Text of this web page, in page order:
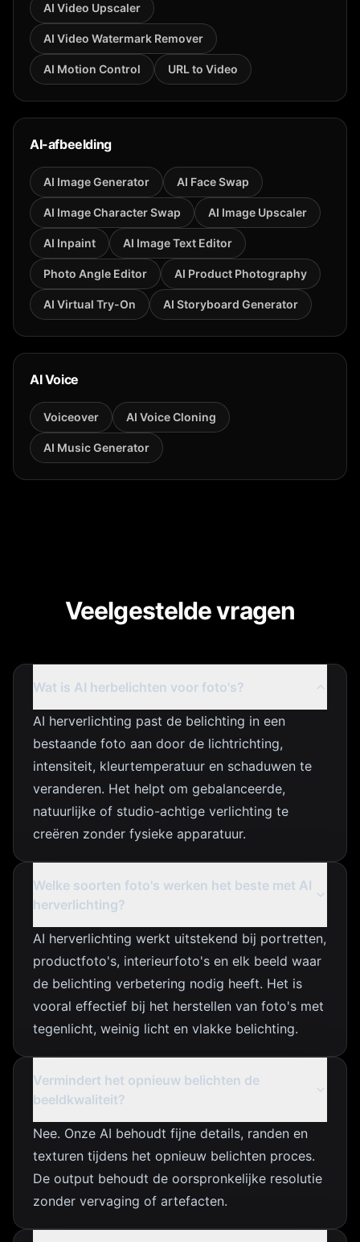
AI Video Upscaler
AI Video Watermark Remover
AI Motion Control URL to Video
AI-afbeelding
AI Image Generator AI Face Swap
AI Image Character Swap AI Image Upscaler
AI Inpaint AI Image Text Editor
Photo Angle Editor AI Product Photography
AI Virtual Try-On AI Storyboard Generator
AI Voice
Voiceover AI Voice Cloning
AI Music Generator
Veelgestelde vragen
Wat is AI herbelichten voor foto's?
AI herverlichting past de belichting in een
bestaande foto aan door de lichtrichting,
intensiteit, kleurtemperatuur en schaduwen te
veranderen. Het helpt om gebalanceerde,
natuurlijke of studio-achtige verlichting te
creëren zonder fysieke apparatuur.
Welke soorten foto's werken het beste met AI
herverlichting?
AI herverlichting werkt uitstekend bij portretten,
productfoto's, interieurfoto's en elk beeld waar
de belichting verbetering nodig heeft. Het is
vooral effectief bij het herstellen van foto's met
tegenlicht, weinig licht en vlakke belichting.
Vermindert het opnieuw belichten de
beeldkwaliteit?
Nee. Onze AI behoudt fijne details, randen en
texturen tijdens het opnieuw belichten proces.
De output behoudt de oorspronkelijke resolutie
zonder vervaging of artefacten.